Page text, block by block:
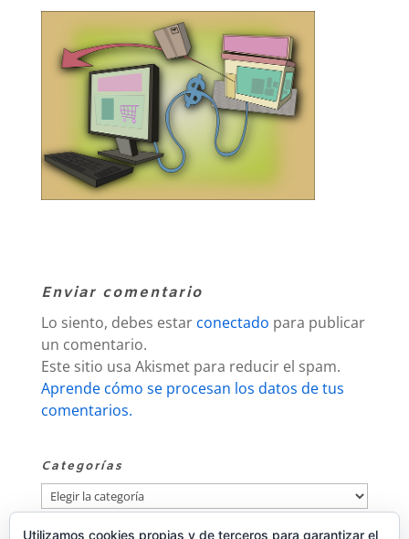
Enviar comentario
Lo siento, debes estar conectado para publicar
un comentario.
Este sitio usa Akismet para reducir el spam.
Aprende cómo se procesan los datos de tus
comentarios.
Categorías
Categorías
Utilizamos cookies propias y de terceros para garantizar el